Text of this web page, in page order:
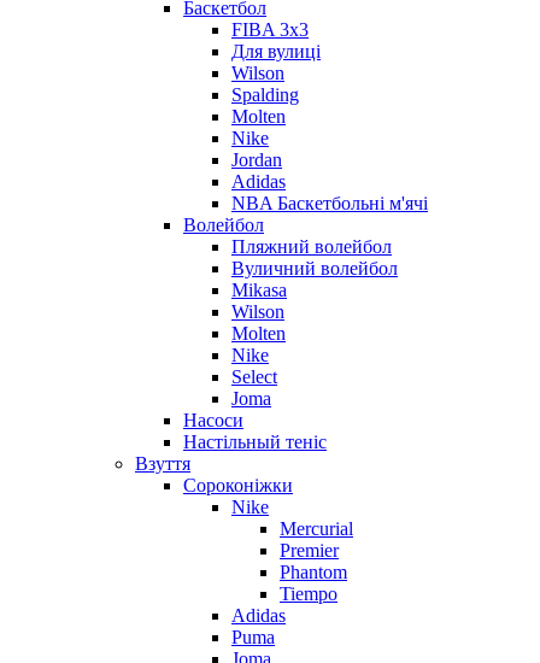
Баскетбол
FIBA 3x3
Для вулиці
Wilson
Spalding
Molten
Nike
Jordan
Adidas
NBA Баскетбольні м'ячі
Волейбол
Пляжний волейбол
Вуличний волейбол
Mikasa
Wilson
Molten
Nike
Select
Joma
Насоси
Настільный теніс
Взуття
Сороконіжки
Nike
Mercurial
Premier
Phantom
Tiempo
Adidas
Puma